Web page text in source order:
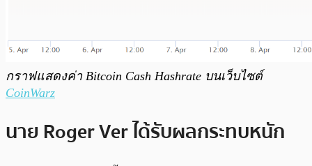
กราฟแสดงค่า Bitcoin Cash Hashrate บนเว็บไซต์
CoinWarz
นาย Roger Ver ได้รับผลกระทบหนัก